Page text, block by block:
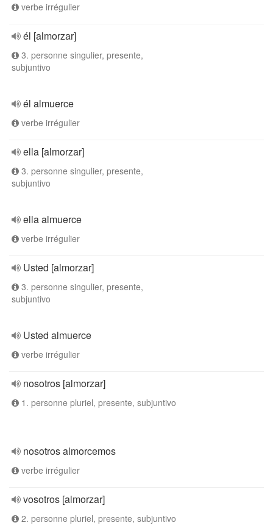
verbe irrégulier
él [almorzar]
3. personne singulier, presente,
subjuntivo
él almuerce
verbe irrégulier
ella [almorzar]
3. personne singulier, presente,
subjuntivo
ella almuerce
verbe irrégulier
Usted [almorzar]
3. personne singulier, presente,
subjuntivo
Usted almuerce
verbe irrégulier
nosotros [almorzar]
1. personne pluriel, presente, subjuntivo
nosotros almorcemos
verbe irrégulier
vosotros [almorzar]
2. personne pluriel, presente, subjuntivo